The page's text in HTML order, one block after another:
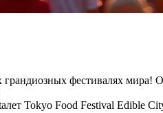
фестивалях
Tokyo Food Festival Edible